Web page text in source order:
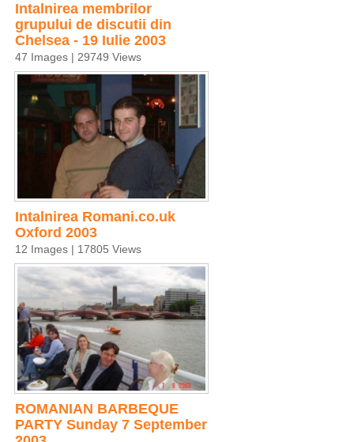
Intalnirea membrilor
grupului de discutii din
Chelsea - 19 Iulie 2003
47 Images | 29749 Views
Intalnirea Romani.co.uk
Oxford 2003
12 Images | 17805 Views
ROMANIAN BARBEQUE
PARTY Sunday 7 September